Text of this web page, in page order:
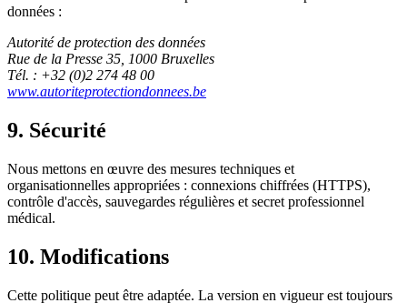
données :
Autorité de protection des données
Rue de la Presse 35, 1000 Bruxelles
Tél. : +32 (0)2 274 48 00
www.autoriteprotectiondonnees.be
9. Sécurité
Nous mettons en œuvre des mesures techniques et
organisationnelles appropriées : connexions chiffrées (HTTPS),
contrôle d'accès, sauvegardes régulières et secret professionnel
médical.
10. Modifications
Cette politique peut être adaptée. La version en vigueur est toujours